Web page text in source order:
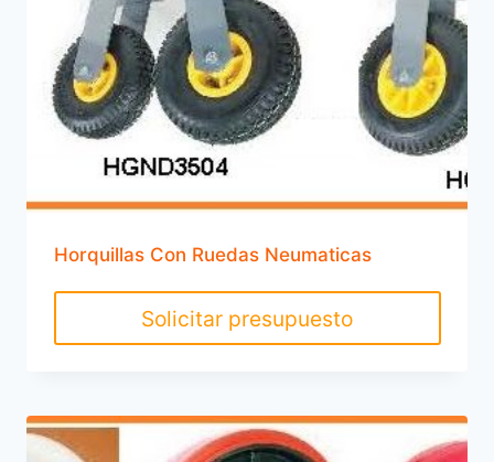
Horquillas Con Ruedas Neumaticas
Solicitar presupuesto